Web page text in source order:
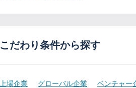
こだわり条件から探す
上場企業 グローバル企業 ベンチャー